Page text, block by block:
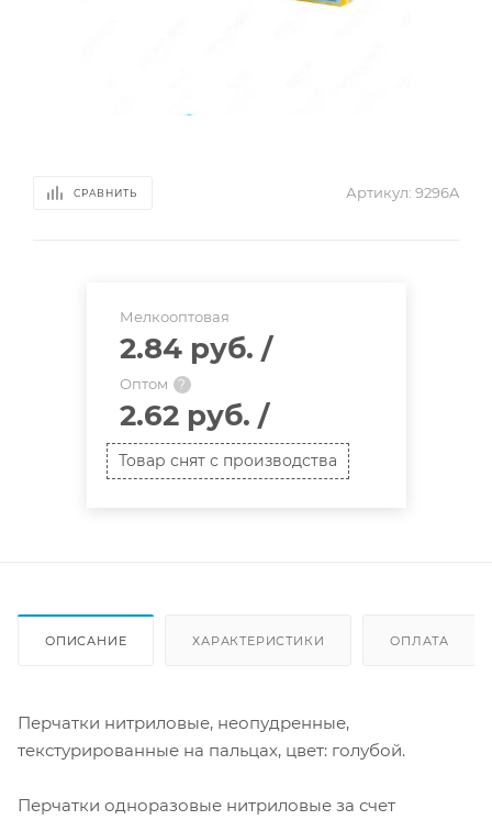
СРАВНИТЬ Артикул: 9296A
Мелкооптовая
2.84 руб. /
Оптом ?
2.62 руб. /
Товар снят с производства
ОПИСАНИЕ ХАРАКТЕРИСТИКИ ОПЛАТА
Перчатки нитриловые, неопудренные,
текстурированные на пальцах, цвет: голубой.
Перчатки одноразовые нитриловые за счет